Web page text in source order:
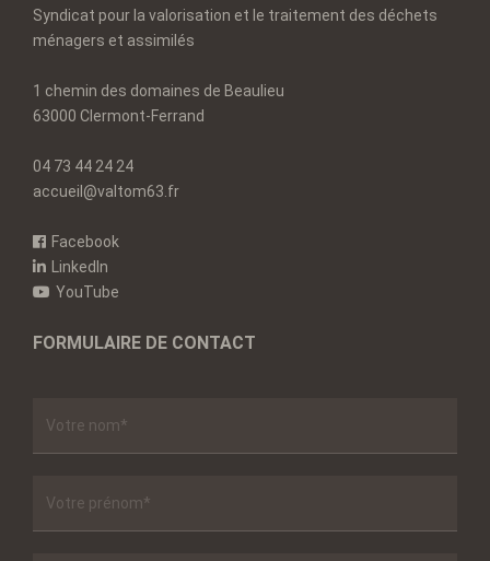
Syndicat pour la valorisation et le traitement des déchets
ménagers et assimilés
1 chemin des domaines de Beaulieu
63000 Clermont-Ferrand
04 73 44 24 24
accueil@valtom63.fr
Facebook
LinkedIn
YouTube
FORMULAIRE DE CONTACT